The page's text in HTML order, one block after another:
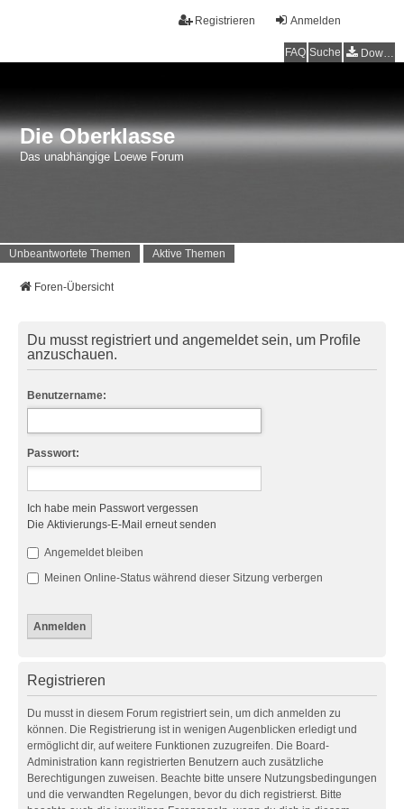
Anmelden
Registrieren
FAQ Suche Downloads
Die Oberklasse
Das unabhängige Loewe Forum
Unbeantwortete Themen Aktive Themen
Foren-Übersicht
Du musst registriert und angemeldet sein, um Profile
anzuschauen.
Benutzername:
Passwort:
Ich habe mein Passwort vergessen
Die Aktivierungs-E-Mail erneut senden
Angemeldet bleiben
Meinen Online-Status während dieser Sitzung verbergen
Registrieren
Du musst in diesem Forum registriert sein, um dich anmelden zu
können. Die Registrierung ist in wenigen Augenblicken erledigt und
ermöglicht dir, auf weitere Funktionen zuzugreifen. Die Board-
Administration kann registrierten Benutzern auch zusätzliche
Berechtigungen zuweisen. Beachte bitte unsere Nutzungsbedingungen
und die verwandten Regelungen, bevor du dich registrierst. Bitte